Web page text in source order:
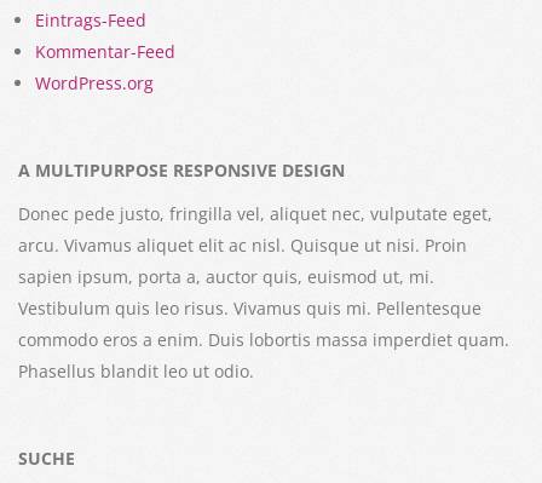
Eintrags-Feed
Kommentar-Feed
WordPress.org
A MULTIPURPOSE RESPONSIVE DESIGN
Donec pede justo, fringilla vel, aliquet nec, vulputate eget,
arcu. Vivamus aliquet elit ac nisl. Quisque ut nisi. Proin
sapien ipsum, porta a, auctor quis, euismod ut, mi.
Vestibulum quis leo risus. Vivamus quis mi. Pellentesque
commodo eros a enim. Duis lobortis massa imperdiet quam.
Phasellus blandit leo ut odio.
SUCHE